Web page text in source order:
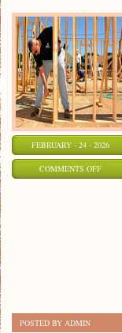
FEBRUARY - 24 - 2026
COMMENTS OFFON
POSTED BY ADMIN